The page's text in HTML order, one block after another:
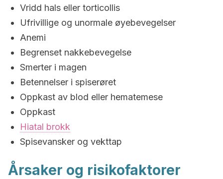
Vridd hals eller torticollis
Ufrivillige og unormale øyebevegelser
Anemi
Begrenset nakkebevegelse
Smerter i magen
Betennelser i spiserøret
Oppkast av blod eller hematemese
Oppkast
Hiatal brokk
Spisevansker og vekttap
Årsaker og risikofaktorer